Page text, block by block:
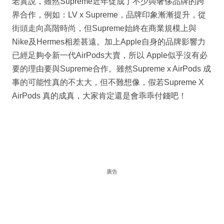
界合作，例如：LV x Supreme，品牌印象漸漸提升，從
街頭走向高階時尚，但Supreme始終在商業規模上與
Nike及Hermes相差甚遠。加上Apple自身的品牌影響力
已經足夠令新一代AirPods大賣，所以 Apple似乎沒有必
要的理由要與Supreme合作。雖然Supreme x AirPods 成
事的可能性真的不太大，但不難想像，假若Supreme X
AirPods 真的成真，大家肯定還是會乖乖付錢吧！
廣告